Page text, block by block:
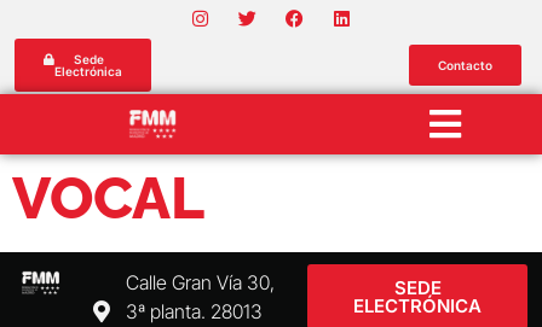
Sede
Electrónica
Contacto
VOCAL
Calle Gran Vía 30,
3ª planta. 28013
SEDE
ELECTRÓNICA